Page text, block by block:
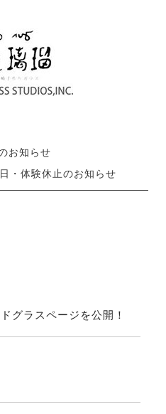
お知らせ
・体験休止のお知らせ
グラスページを公開！